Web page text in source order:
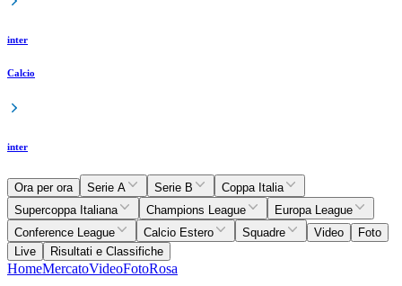
inter
Calcio
inter
Ora per ora Serie A Serie B
Coppa Italia
Supercoppa Italiana
Champions League
Europa League
Conference League
Calcio Estero Squadre Video
Foto
Live
Risultati e Classifiche
HomeMercatoVideoFotoRosa